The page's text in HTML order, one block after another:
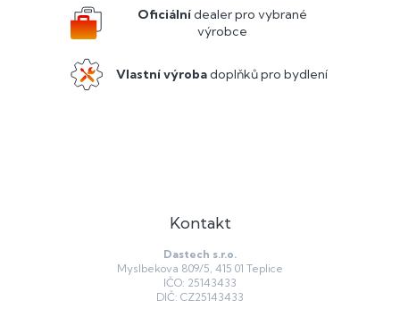
Oficiálnídealer pro vybrané
výrobce
Vlastní výrobadoplňků pro bydlení
Kontakt
Dastech s.r.o.
Myslbekova 809/5, 415 01 Teplice
IČO: 25143433
DIČ: CZ25143433